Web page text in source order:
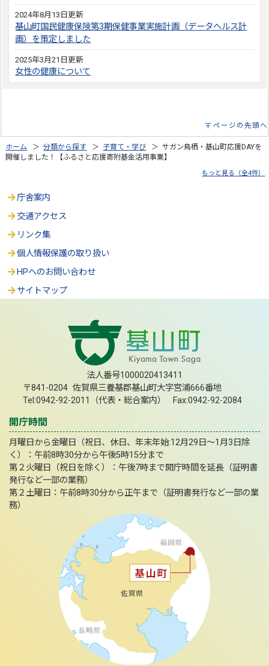
2024年8月13日更新
基山町国民健康保険第3期保健事業実施計画（データヘルス計
画）を策定しました
2025年3月21日更新
女性の健康について
ページの先頭へ
ホーム ＞分類から探す ＞ 子育て・学び ＞ サガン鳥栖・基山町応援DAYを
開催しました！【ふるさと応援寄附基金活用事業】
もっと見る（全4件）
庁舎案内
交通アクセス
リンク集
個人情報保護の取り扱い
HPへのお問い合わせ
サイトマップ
法人番号1000020413411
〒841-0204 佐賀県三養基郡基山町大字宮浦666番地
Tel:0942-92-2011（代表・総合案内） Fax:0942-92-2084
開庁時間
月曜日から金曜日（祝日、休日、年末年始:12月29日～1月3日除
く）：午前8時30分から午後5時15分まで
第２火曜日（祝日を除く）：午後7時まで開庁時間を延長（証明書
発行など一部の業務）
第２土曜日：午前8時30分から正午まで（証明書発行など一部の業
務）